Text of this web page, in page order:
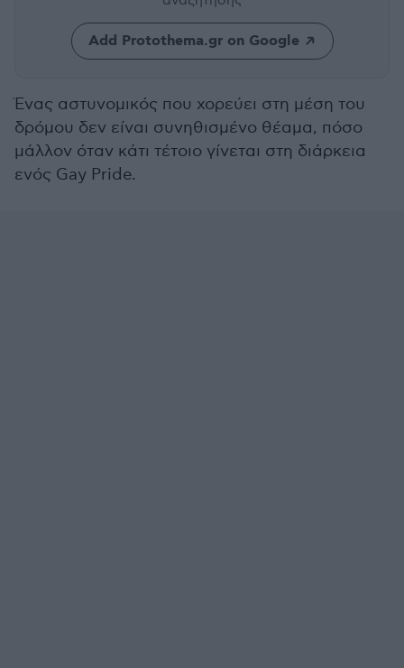
Add Protothema.gr on Google
Ένας αστυνομικός που χορεύει στη μέση του
δρόμου δεν είναι συνηθισμένο θέαμα, πόσο
μάλλον όταν κάτι τέτοιο γίνεται στη διάρκεια
ενός Gay Pride.